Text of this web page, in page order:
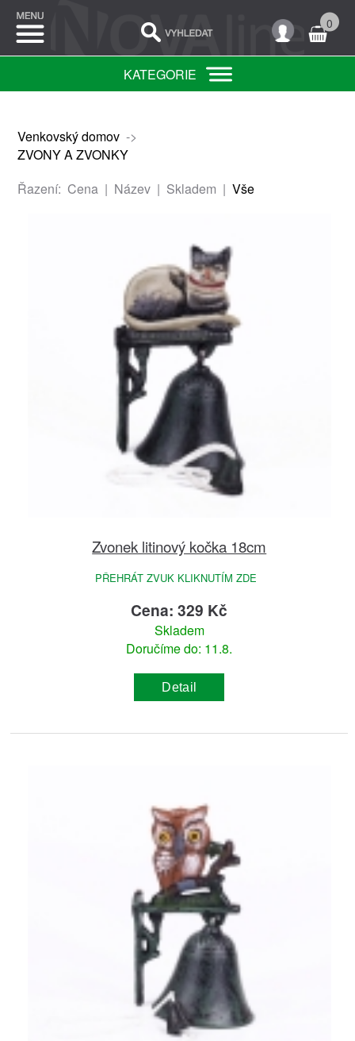
0
KATEGORIE
Venkovský domov->
ZVONY A ZVONKY
Řazení: Cena| Název| Skladem | Vše
Zvonek litinový kočka 18cm
PŘEHRÁT ZVUK KLIKNUTÍM ZDE
Cena: 329 Kč
Skladem
Doručíme do: 11.8.
Detail